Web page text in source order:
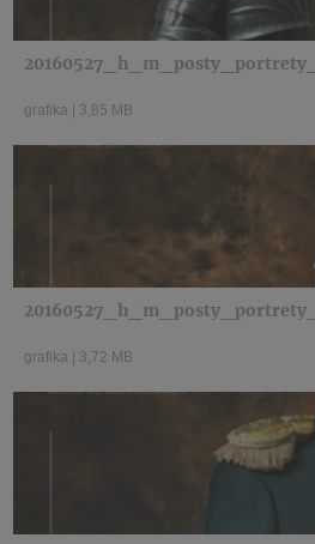
grafika 3,85 MB
grafika 3,72 MB